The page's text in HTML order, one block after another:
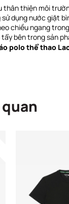
thiện môi
dụng nước giặt
chiều ngang
bên trong sản
polo thể thao